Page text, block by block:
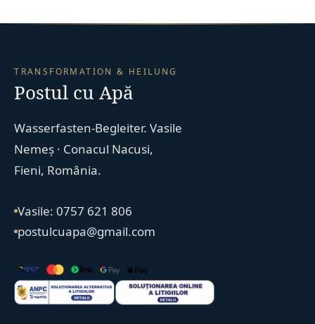
TRANSFORMATION & HEILUNG
Postul cu Apă
Wasserfasten-Begleiter. Vasile
Nemeș · Conacul Nacusi,
Fieni, România.
Vasile: 0757 621 806
postulcuapa@gmail.com